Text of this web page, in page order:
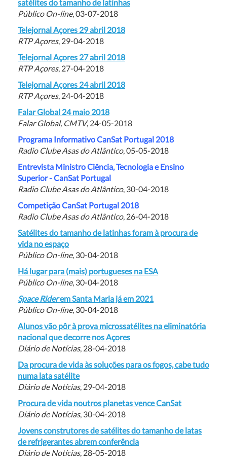
satélites do tamanho de latinhas
Público On-line, 03-07-2018
Telejornal Açores 29 abril 2018
RTP Açores, 29-04-2018
Telejornal Açores 27 abril 2018
RTP Açores, 27-04-2018
Telejornal Açores 24 abril 2018
RTP Açores, 24-04-2018
Falar Global 24 maio 2018
Falar Global, CMTV, 24-05-2018
Programa Informativo CanSat Portugal 2018
Radio Clube Asas do Atlântico, 05-05-2018
Entrevista Ministro Ciência, Tecnologia e Ensino
Superior - CanSat Portugal
Radio Clube Asas do Atlântico, 30-04-2018
Competição CanSat Portugal 2018
Radio Clube Asas do Atlântico, 26-04-2018
Satélites do tamanho de latinhas foram à procura de
vida no espaço
Público On-line, 30-04-2018
Há lugar para (mais) portugueses na ESA
Público On-line, 30-04-2018
Space Riderem Santa Maria já em 2021
Público On-line, 30-04-2018
Alunos vão pôr à prova microssatélites na eliminatória
nacional que decorre nos Açores
Diário de Notícias, 28-04-2018
Da procura de vida às soluções para os fogos, cabe tudo
numa lata satélite
Diário de Notícias, 29-04-2018
Procura de vida noutros planetas vence CanSat
Diário de Notícias, 30-04-2018
Jovens construtores de satélites do tamanho de latas
de refrigerantes abrem conferência
Diário de Notícias, 28-05-2018